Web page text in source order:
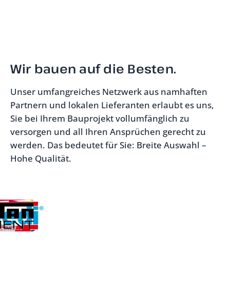
Wir bauen auf die Besten.
Unser umfangreiches Netzwerk aus namhaften
Partnern und lokalen Lieferanten erlaubt es uns,
Sie bei Ihrem Bauprojekt vollumfänglich zu
versorgen und all Ihren Ansprüchen gerecht zu
werden. Das bedeutet für Sie: Breite Auswahl –
Hohe Qualität.